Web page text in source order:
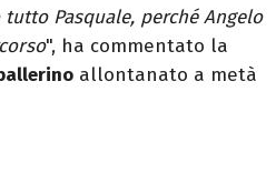
Pasquale, perché Angelo
", ha commentato la
allontanato a metà